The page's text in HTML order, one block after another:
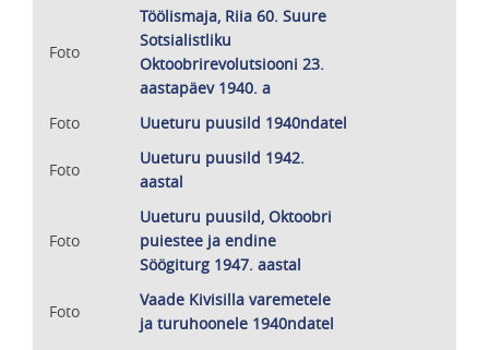
Foto
Töölismaja, Riia 60. Suure
Sotsialistliku
Oktoobrirevolutsiooni 23.
aastapäev 1940. a
Foto
Uueturu puusild 1940ndatel
Foto
Uueturu puusild 1942.
aastal
Foto
Uueturu puusild, Oktoobri
puiestee ja endine
Söögiturg 1947. aastal
Foto
Vaade Kivisilla varemetele
ja turuhoonele 1940ndatel